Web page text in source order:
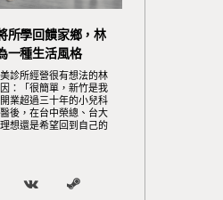
所學回饋家鄉，林
一種生活風格
診所經營很有想法的林
：「很簡單，新竹是我
業超過三十年的小兒科
後，在台中榮總、台大
想還是希望回到自己的
V
S